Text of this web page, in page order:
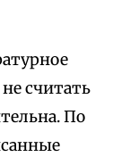
считать
По